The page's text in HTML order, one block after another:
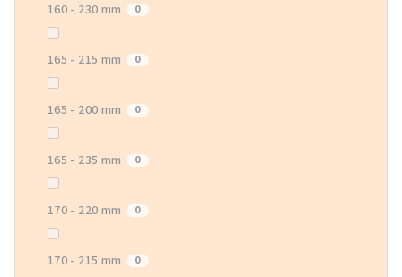
160 - 230 mm 0
165 - 215 mm 0
165 - 200 mm 0
165 - 235 mm 0
170 - 220 mm 0
170 - 215 mm 0